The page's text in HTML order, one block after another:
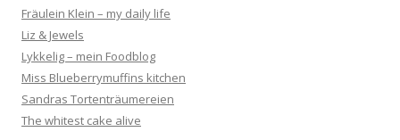
Fräulein Klein – my daily life
Liz & Jewels
Lykkelig – mein Foodblog
Miss Blueberrymuffins kitchen
Sandras Tortenträumereien
The whitest cake alive